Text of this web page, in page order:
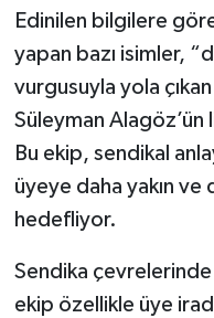
Edinilen bilgilere
yapan bazı isimler,
vurgusuyla yola
Süleyman Alagöz’ün
Bu ekip, sendikal
üyeye daha yakın
hedefliyor.
Sendika
ekip özellikle üye